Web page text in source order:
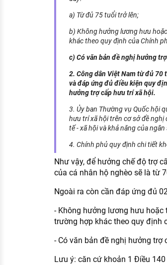
a) Từ đủ 75 tuổi trở lên;
b) Không hưởng lương hưu
khác theo quy định của Chính
c) Có văn bản đề nghị hưởng
2. Công dân Việt Nam từ đủ
và đáp ứng đủ điều kiện quy
hưởng trợ cấp hưu trí xã hội.
3. Ủy ban Thường vụ Quốc hội
hưu trí xã hội trên cơ sở đề
tế - xã hội và khả năng của
4. Chính phủ quy định chi tiết
Như vậy, để hưởng chế độ trợ
của cá nhân hộ nghèo sẽ là từ
Ngoài ra còn cần đáp ứng đủ
- Không hưởng lương hưu
trường hợp khác theo quy định
- Có văn bản đề nghị hưởng trợ
Lưu ý: căn cứ khoản 1 Điều 140